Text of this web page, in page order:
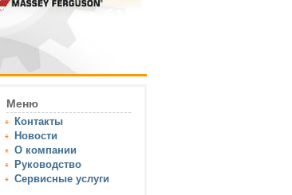
Меню
Контакты
Новости
О компании
Руководство
Сервисные услуги